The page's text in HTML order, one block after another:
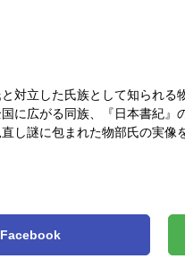
対立した氏族として知られる
に広がる同族、『日本書紀』
し謎に包まれた物部氏の実像
Facebook